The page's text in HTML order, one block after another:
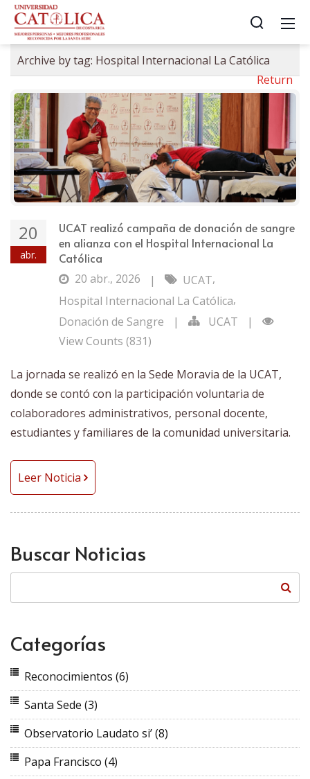
Archive by tag: Hospital Internacional La Católica
Return
20
abr.
UCAT realizó campaña de donación de sangre
en alianza con el Hospital Internacional La
Católica
20 abr., 2026
| UCAT,
Hospital Internacional La Católica,
Donación de Sangre
| UCAT
|
View Counts (831)
La jornada se realizó en la Sede Moravia de la UCAT,
donde se contó con la participación voluntaria de
colaboradores administrativos, personal docente,
estudiantes y familiares de la comunidad universitaria.
Leer Noticia
Buscar Noticias
Categorías
Reconocimientos (6)
Santa Sede (3)
Observatorio Laudato si’(8)
Papa Francisco (4)